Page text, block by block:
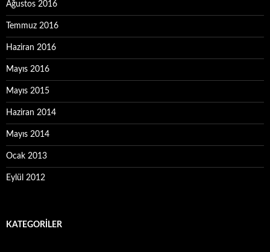
Ağustos 2016
Temmuz 2016
Haziran 2016
Mayıs 2016
Mayıs 2015
Haziran 2014
Mayıs 2014
Ocak 2013
Eylül 2012
KATEGORILER